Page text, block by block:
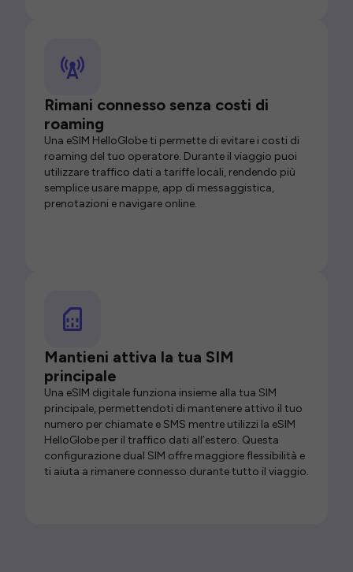
Rimani connesso senza costi di
roaming
Una eSIM HelloGlobe ti permette di evitare i costi di
roaming del tuo operatore. Durante il viaggio puoi
utilizzare traffico dati a tariffe locali, rendendo più
semplice usare mappe, app di messaggistica,
prenotazioni e navigare online.
Mantieni attiva la tua SIM
principale
Una eSIM digitale funziona insieme alla tua SIM
principale, permettendoti di mantenere attivo il tuo
numero per chiamate e SMS mentre utilizzi la eSIM
HelloGlobe per il traffico dati all’estero. Questa
configurazione dual SIM offre maggiore flessibilità e
ti aiuta a rimanere connesso durante tutto il viaggio.